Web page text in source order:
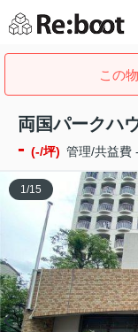
この
両国パークハ
- (-/坪) 管理/共益費 -
1/15